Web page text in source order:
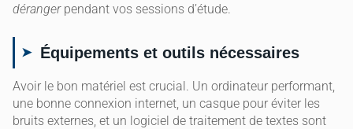
dérangerpendant vos sessions d’étude.
Équipements et outils nécessaires
Avoir le bon matériel est crucial. Un ordinateur performant,
une bonne connexion internet, un casque pour éviter les
bruits externes, et un logiciel de traitement de textes sont